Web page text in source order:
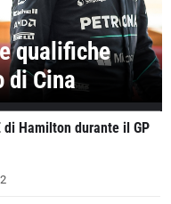
qualifiche
di Cina
di Hamilton durante il GP